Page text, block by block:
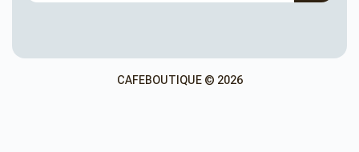
CAFEBOUTIQUE © 2026